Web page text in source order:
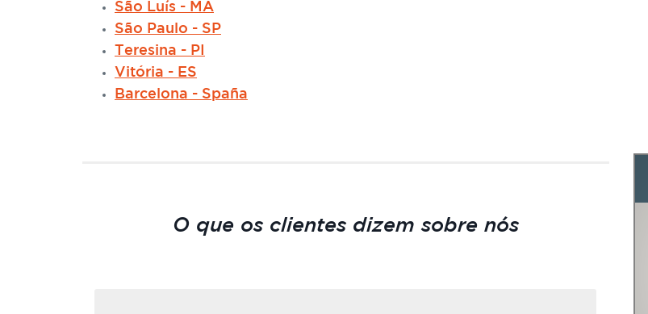
São Luís - MA
São Paulo - SP
Teresina - PI
Vitória - ES
Barcelona - Spaña
O que os clientes dizem sobre nós